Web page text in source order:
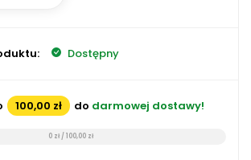
Dostępny
100,00 zł do darmowej dostawy!
0 zł / 100,00 zł